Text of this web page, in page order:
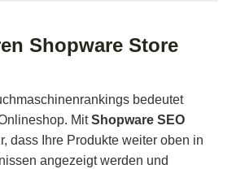
Shopware Store
bedeutet
MitShopware SEO
dass Ihre Produkte weiter oben in
angezeigt werden und